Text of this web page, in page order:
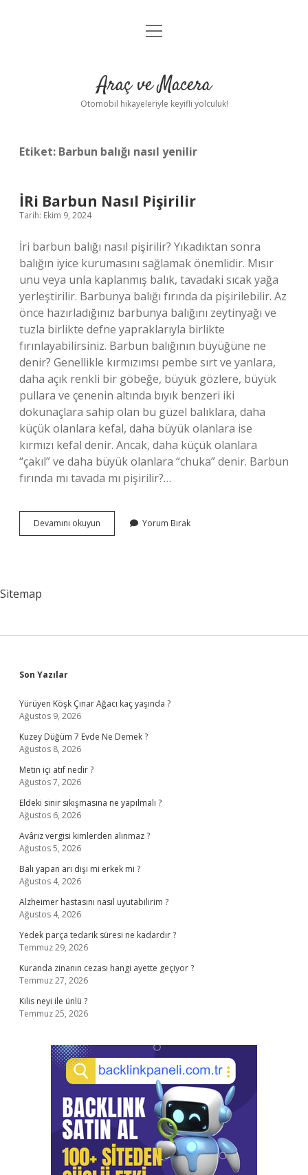
Anasayfa
Yasal Uyarı
menüyü
Araç ve Macera
Otomobil hikayeleriyle keyifli yolculuk!
Etiket: Barbun balığı nasıl yenilir
İRi Barbun Nasıl Pişirilir
Tarih: Ekim 9, 2024
İri barbun balığı nasıl pişirilir? Yıkadıktan sonra
balığın iyice kurumasını sağlamak önemlidir. Mısır
unu veya unla kaplanmış balık, tavadaki sıcak yağa
yerleştirilir. Barbunya balığı fırında da pişirilebilir. Az
önce hazırladığınız barbunya balığını zeytinyağı ve
tuzla birlikte defne yapraklarıyla birlikte
fırınlayabilirsiniz. Barbun balığının büyüğüne ne
denir? Genellikle kırmızımsı pembe sırt ve yanlara,
daha açık renkli bir göbeğe, büyük gözlere, büyük
pullara ve çenenin altında bıyık benzeri iki
dokunaçlara sahip olan bu güzel balıklara, daha
küçük olanlara kefal, daha büyük olanlara ise
kırmızı kefal denir. Ancak, daha küçük olanlara
“çakıl” ve daha büyük olanlara “chuka” denir. Barbun
fırında mı tavada mı pişirilir?…
Devamını okuyun
Barbun
Yorum Bırak
Sitemap
Sidebar
Son Yazılar
Yürüyen Köşk Çınar Ağacı kaç yaşında ?
Ağustos 9, 2026
Kuzey Düğüm 7 Evde Ne Demek ?
Ağustos 8, 2026
Metin içi atıf nedir ?
Ağustos 7, 2026
Eldeki sinir sıkışmasına ne yapılmalı ?
Ağustos 6, 2026
Avârız vergisi kimlerden alınmaz ?
Ağustos 5, 2026
Balı yapan arı dişi mi erkek mi ?
Ağustos 4, 2026
Alzheimer hastasını nasıl uyutabilirim ?
Ağustos 4, 2026
Yedek parça tedarik süresi ne kadardır ?
Temmuz 29, 2026
Kuranda zinanın cezası hangi ayette geçiyor ?
Temmuz 27, 2026
Kilis neyi ile ünlü ?
Temmuz 25, 2026